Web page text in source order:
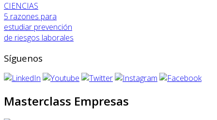
CIENCIAS
5 razones para
estudiar prevención
de riesgos laborales
Síguenos
Masterclass Empresas